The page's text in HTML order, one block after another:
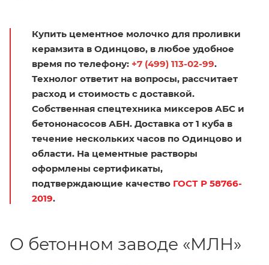
Купить цементное молочко для проливки
керамзита в Одинцово, в любое удобное
время по телефону: +7 (499) 113-02-99.
Технолог ответит на вопросы, рассчитает
расход и стоимость с доставкой.
Собственная спецтехника миксеров АБС и
бетононасосов АБН. Доставка от 1 куба в
течение нескольких часов по Одинцово и
области. На цементные растворы
оформлены сертификаты,
подтверждающие качество ГОСТ Р 58766-
2019.
О бетонном заводе «МЛН»